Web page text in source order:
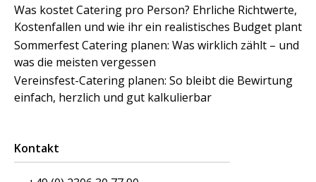
Was kostet Catering pro Person? Ehrliche Richtwerte,
Kostenfallen und wie ihr ein realistisches Budget plant
Sommerfest Catering planen: Was wirklich zählt – und
was die meisten vergessen
Vereinsfest-Catering planen: So bleibt die Bewirtung
einfach, herzlich und gut kalkulierbar
Kontakt